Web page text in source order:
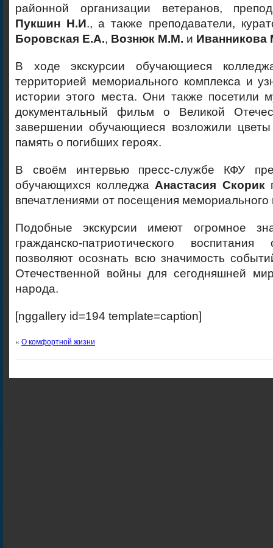
районной организации ветеранов,
Пукшин Н.И., а также преподаватели,
Боровская Е.А., Вознюк М.М. и Иванникова
В ходе экскурсии обучающиеся
территорией мемориального комплекса и
истории этого места. Они также посетили
документальный фильм о Великой
завершении обучающиеся возложили
память о погибших героях.
В своём интервью пресс-службе КФУ
обучающихся колледжа Анастасия Скорик
впечатлениями от посещения мемориального
Подобные экскурсии имеют огромное
гражданско-патриотического
позволяют осознать всю значимость
Отечественной войны для сегодняшней
народа.
[nggallery id=194 template=caption]
« О комфортной жизни